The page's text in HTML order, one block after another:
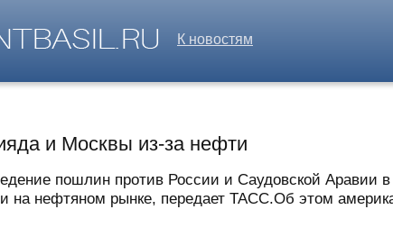
К новостям
и Москвы из-за нефти
пошлин против России и Саудовской Аравии
нефтяном рынке, передает ТАСС.Об этом